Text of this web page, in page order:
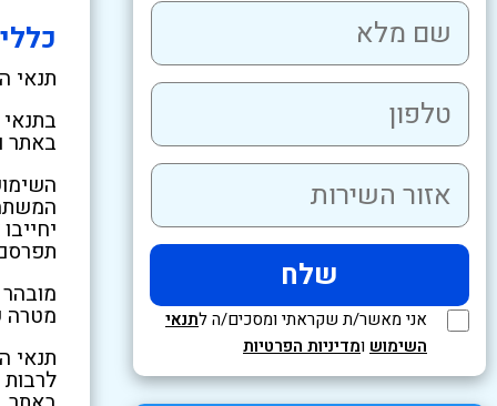
כללי
תנאי
באתר
מטרה
תנאי
אני מאשר/ת שקראתי ומסכים/ה לתנאי
השימוש ומדיניות הפרטיות